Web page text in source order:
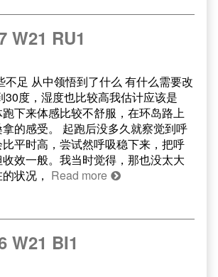
W21 RU1
不足 从中领悟到了什么 有什么需要改
30度，湿度也比较高我估计应该是
下来体感比较不舒服，在环岛路上
的感受。 起跑后没多久就察觉到呼
平时高，尝试然呼吸稳下来，把呼
效一般。我当时觉得，那也没太大
状况， Read more
W21 BI1